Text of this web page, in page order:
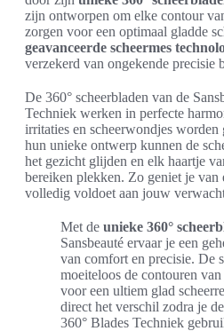
zijn ontworpen om elke contour
zorgen voor een optimaal gladde
geavanceerde scheermes
verzekerd van ongekende precisie
De 360° scheerbladen van de
Techniek werken in perfecte
irritaties en scheerwondjes
hun unieke ontwerp kunnen de
het gezicht glijden en elk haartje
bereiken plekken. Zo geniet je van
volledig voldoet aan jouw
Met de unieke 360°
Sansbeauté ervaar je een
van comfort en precisie. De
moeiteloos de contouren
voor een ultiem glad
direct het verschil zodra je
360° Blades Techniek